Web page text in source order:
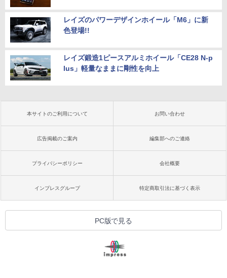
レイズのパワーデザインホイール「M6」に新
色登場!!
レイズ鍛造1ピースアルミホイール「CE28 N-p
lus」軽量なままに剛性を向上
本サイトのご利用について お問い合わせ
広告掲載のご案内 編集部へのご連絡
プライバシーポリシー 会社概要
インプレスグループ 特定商取引法に基づく表示
PC版で見る